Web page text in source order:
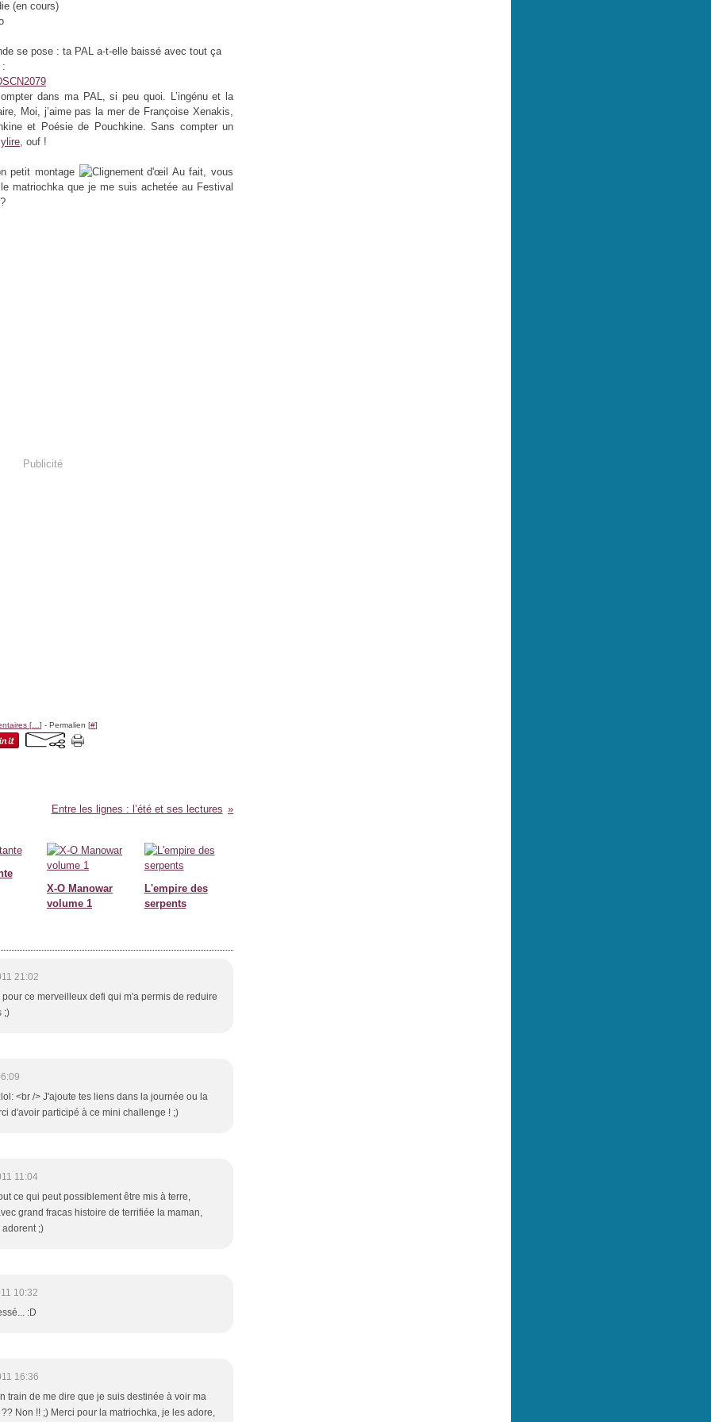
(en cours)
se pose : ta PAL a-t-elle baissé avec tout ça
:
dans ma PAL, si peu quoi. L’ingénu et la
Moi, j’aime pas la mer de Françoise Xenakis,
et Poésie de Pouchkine. Sans compter un
, ouf !
petit montage
Au fait, vous
matriochka que je me suis achetée au Festival
Publicité
[ ] - Permalien [#]
Entre les lignes : l’été et ses lectures
X-O Manowar
volume 1
L'empire des
serpents
21:02
ce merveilleux defi qui m'a permis de reduire
;)
<br /> J'ajoute tes liens dans la journée ou la
d'avoir participé à ce mini challenge ! ;)
11:04
ce qui peut possiblement être mis à terre,
grand fracas histoire de terrifiée la maman,
adorent ;)
10:32
:D
16:36
train de me dire que je suis destinée à voir ma
Non !! ;) Merci pour la matriochka, je les adore,